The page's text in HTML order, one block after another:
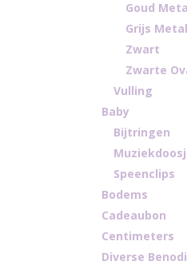
Goud
Grijs
Zwart
Zwarte
Vulling
Baby
Bijtringen
Speenclips
Bodems
Cadeaubon
Centimeters
Diverse